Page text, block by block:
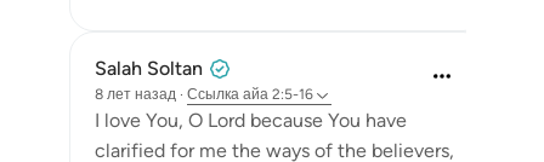
Salah Soltan
8 лет назад · Ссылка айа 2:5-16
I love You, O Lord because You have
clarified for me the ways of the believers,